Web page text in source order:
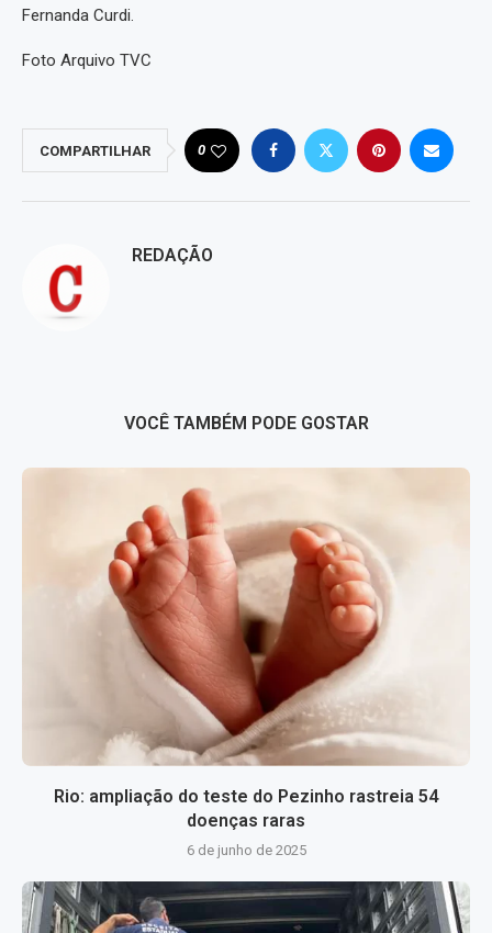
Fernanda Curdi.
Foto Arquivo TVC
COMPARTILHAR 0
REDAÇÃO
VOCÊ TAMBÉM PODE GOSTAR
Rio: ampliação do teste do Pezinho rastreia 54
doenças raras
6 de junho de 2025